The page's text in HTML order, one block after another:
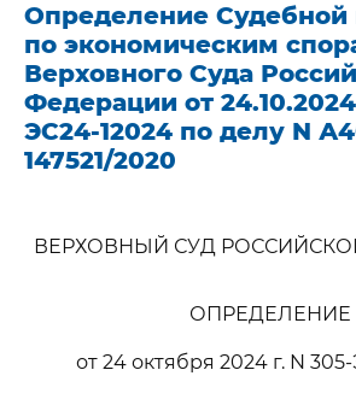
Определение Судебной
по экономическим
Верховного Суда
Федерации от
ЭС24-12024 по делу N
147521/2020
ВЕРХОВНЫЙ СУД
ОПРЕДЕЛЕНИЕ
от 24 октября 2024 г. N